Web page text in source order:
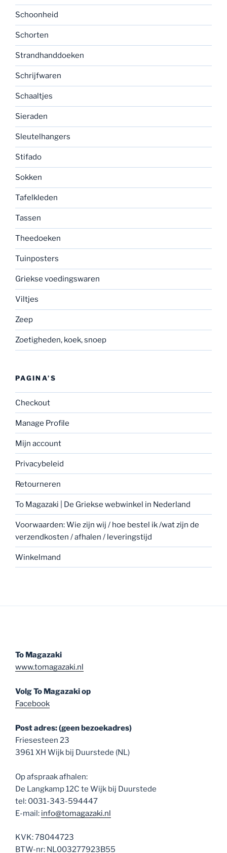
Schoonheid
Schorten
Strandhanddoeken
Schrijfwaren
Schaaltjes
Sieraden
Sleutelhangers
Stifado
Sokken
Tafelkleden
Tassen
Theedoeken
Tuinposters
Griekse voedingswaren
Viltjes
Zeep
Zoetigheden, koek, snoep
PAGINA’S
Checkout
Manage Profile
Mijn account
Privacybeleid
Retourneren
To Magazaki | De Griekse webwinkel in Nederland
Voorwaarden: Wie zijn wij / hoe bestel ik /wat zijn de
verzendkosten / afhalen / leveringstijd
Winkelmand
To Magazaki
www.tomagazaki.nl
Volg To Magazaki op
Facebook
Post adres: (geen bezoekadres)
Friesesteen 23
3961 XH Wijk bij Duurstede (NL)
Op afspraak afhalen:
De Langkamp 12C te Wijk bij Duurstede
tel: 0031-343-594447
E-mail: info@tomagazaki.nl
KVK: 78044723
BTW-nr: NL003277923B55